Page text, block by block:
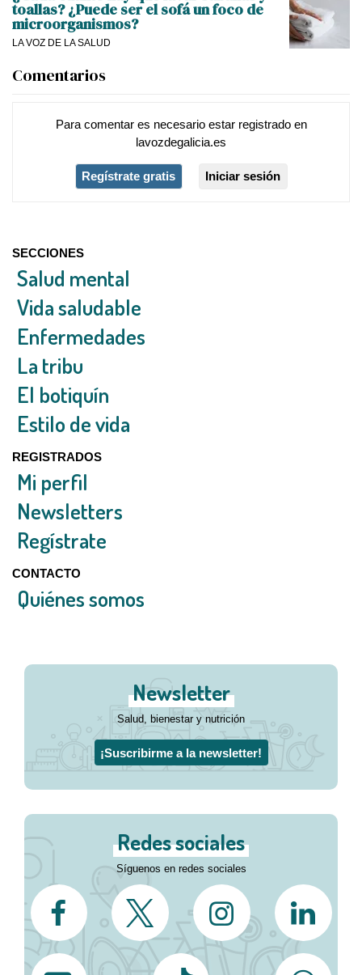
toallas? ¿Puede ser el sofá un foco de
microorganismos?
LA VOZ DE LA SALUD
Comentarios
Para comentar es necesario estar registradoen
lavozdegalicia.es
Regístrate gratis Iniciar sesión
SECCIONES
Salud mental
Vida saludable
Enfermedades
La tribu
El botiquín
Estilo de vida
REGISTRADOS
Mi perfil
Newsletters
Regístrate
CONTACTO
Quiénes somos
Newsletter
Salud, bienestar y nutrición
¡Suscribirme a la newsletter!
Redes sociales
Síguenos en redes sociales